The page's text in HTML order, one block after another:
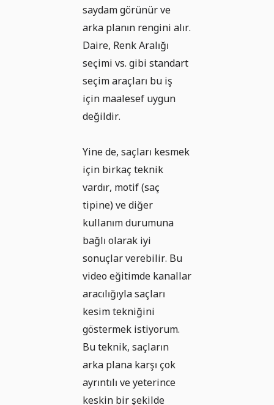
saydam görünür ve
arka planın rengini alır.
Daire, Renk Aralığı
seçimi vs. gibi standart
seçim araçları bu iş
için maalesef uygun
değildir.
Yine de, saçları kesmek
için birkaç teknik
vardır, motif (saç
tipine) ve diğer
kullanım durumuna
bağlı olarak iyi
sonuçlar verebilir. Bu
video eğitimde kanallar
aracılığıyla saçları
kesim tekniğini
göstermek istiyorum.
Bu teknik, saçların
arka plana karşı çok
ayrıntılı ve yeterince
keskin bir şekilde